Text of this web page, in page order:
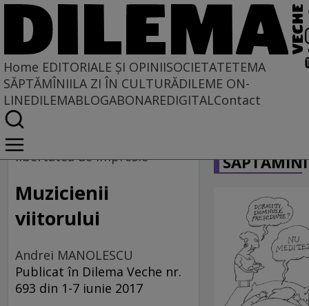
Home EDITORIALE ȘI OPINIISOCIETATETEMA
SĂPTĂMÎNIILA ZI ÎN CULTURĂDILEME ON-
LINEDILEMABLOGABONAREDIGITALContact
Home
EDITORIALE ȘI OPINII
libertatea de impresie
Muzicienii
viitorului
Andrei MANOLESCU
Publicat în Dilema Veche nr.
693 din 1-7 iunie 2017